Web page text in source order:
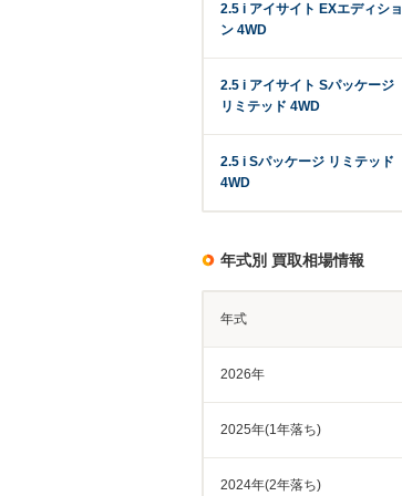
2.5 i アイサイト EXエディショ
ン 4WD
2.5 i アイサイト Sパッケージ
リミテッド 4WD
2.5 i Sパッケージ リミテッド
4WD
年式別 買取相場情報
年式
2026年
2025年(1年落ち)
2024年(2年落ち)